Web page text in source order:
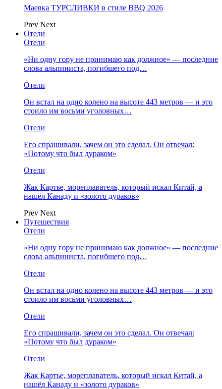
Маевка ТУРСЛИВКИ в стиле BBQ 2026
Prev Next
Отели
Отели
«Ни одну гору не принимаю как должное» — последние
слова альпиниста, погибшего под…
Отели
Он встал на одно колено на высоте 443 метров — и это
стоило им восьми уголовных…
Отели
Его спрашивали, зачем он это сделал. Он отвечал:
«Потому что был дураком»
Отели
Жак Картье, мореплаватель, который искал Китай, а
нашёл Канаду и «золото дураков»
Prev Next
Путешествия
Отели
«Ни одну гору не принимаю как должное» — последние
слова альпиниста, погибшего под…
Отели
Он встал на одно колено на высоте 443 метров — и это
стоило им восьми уголовных…
Отели
Его спрашивали, зачем он это сделал. Он отвечал:
«Потому что был дураком»
Отели
Жак Картье, мореплаватель, который искал Китай, а
нашёл Канаду и «золото дураков»